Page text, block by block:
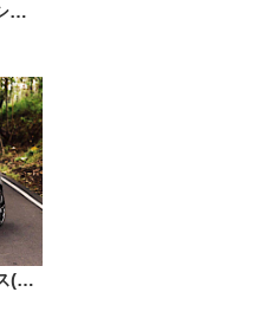
アキュラ TSX × モテギレーシング MR154 バトル 17インチ
MINI ジョンクーパーワークス(F56) x モテギレーシング MR147 CM7 17インチ